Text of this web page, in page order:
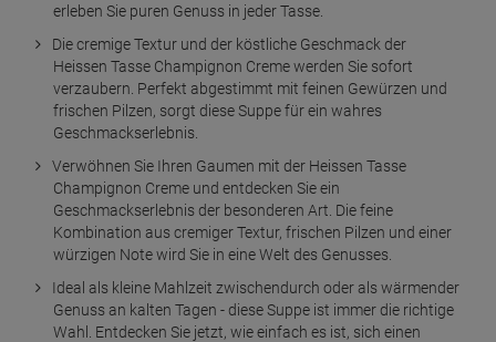
erleben Sie puren Genuss in jeder Tasse.
Die cremige Textur und der köstliche Geschmack der
Heissen Tasse Champignon Creme werden Sie sofort
verzaubern. Perfekt abgestimmt mit feinen Gewürzen und
frischen Pilzen, sorgt diese Suppe für ein wahres
Geschmackserlebnis.
Verwöhnen Sie Ihren Gaumen mit der Heissen Tasse
Champignon Creme und entdecken Sie ein
Geschmackserlebnis der besonderen Art. Die feine
Kombination aus cremiger Textur, frischen Pilzen und einer
würzigen Note wird Sie in eine Welt des Genusses.
Ideal als kleine Mahlzeit zwischendurch oder als wärmender
Genuss an kalten Tagen - diese Suppe ist immer die richtige
Wahl. Entdecken Sie jetzt, wie einfach es ist, sich einen